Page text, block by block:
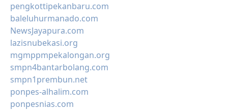
pengkottipekanbaru.com
baleluhurmanado.com
NewsJayapura.com
lazisnubekasi.org
mgmppmpekalongan.org
smpn4bantarbolang.com
smpn1prembun.net
ponpes-alhalim.com
ponpesnias.com